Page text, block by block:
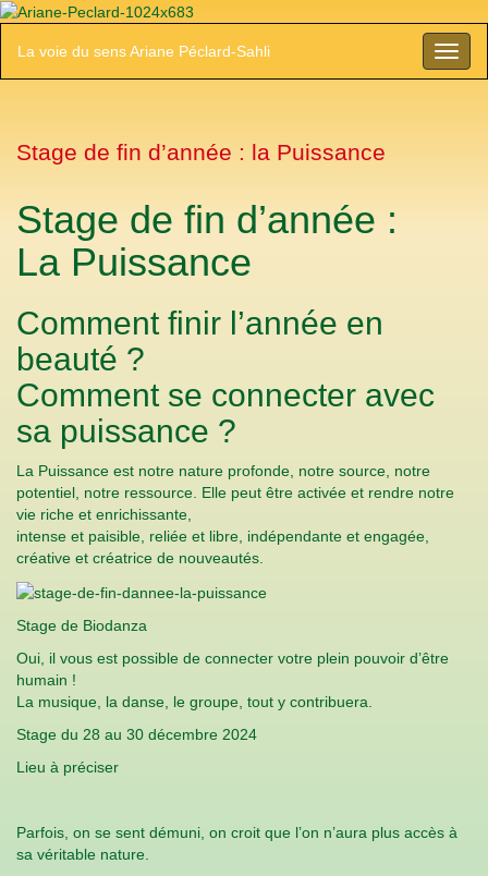
La voie du sens Ariane Péclard-Sahli
Stage de fin d’année : la Puissance
Stage de fin d’année :
La Puissance
Comment finir l’année en
beauté ?
Comment se connecter avec
sa puissance ?
La Puissance est notre nature profonde, notre source, notre
potentiel, notre ressource. Elle peut être activée et rendre notre
vie riche et enrichissante,
intense et paisible, reliée et libre, indépendante et engagée,
créative et créatrice de nouveautés.
Stage de Biodanza
Oui, il vous est possible de connecter votre plein pouvoir d’être
humain !
La musique, la danse, le groupe, tout y contribuera.
Stage du 28 au 30 décembre 2024
Lieu à préciser
Parfois, on se sent démuni, on croit que l’on n’aura plus accès à
sa véritable nature.